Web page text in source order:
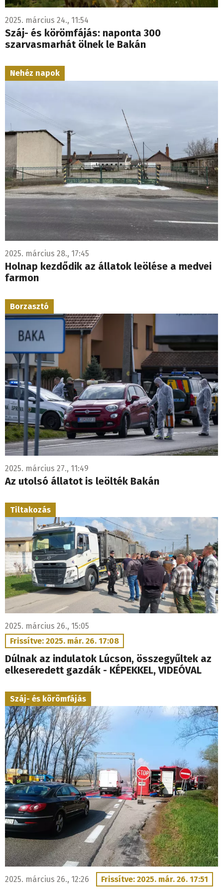
2025. március 24., 11:54
Száj- és körömfájás: naponta 300
szarvasmarhát ölnek le Bakán
Nehéz napok
2025. március 28., 17:45
Holnap kezdődik az állatok leölése a medvei
farmon
Borzasztó
2025. március 27., 11:49
Az utolsó állatot is leölték Bakán
Tiltakozás
2025. március 26., 15:05
Frissítve: 2025. már. 26. 17:08
Dúlnak az indulatok Lúcson, összegyűltek az
elkeseredett gazdák - KÉPEKKEL, VIDEÓVAL
Száj- és körömfájás
2025. március 26., 12:26 Frissítve: 2025. már. 26. 17:51